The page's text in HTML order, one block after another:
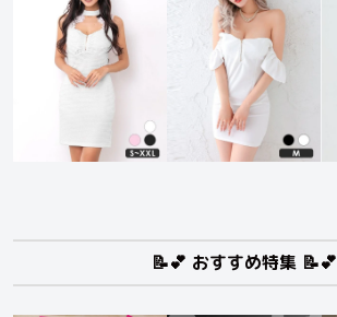
📝💕 おすすめ特集 📝💕